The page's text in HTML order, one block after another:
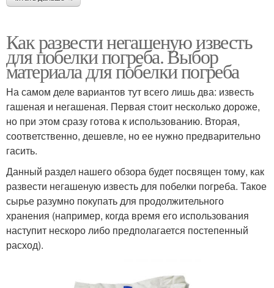
Как развести негашеную известь
для побелки погреба. Выбор
материала для побелки погреба
На самом деле вариантов тут всего лишь два: известь
гашеная и негашеная. Первая стоит несколько дороже,
но при этом сразу готова к использованию. Вторая,
соответственно, дешевле, но ее нужно предварительно
гасить.
Данный раздел нашего обзора будет посвящен тому, как
развести негашеную известь для побелки погреба. Такое
сырье разумно покупать для продолжительного
хранения (например, когда время его использования
наступит нескоро либо предполагается постепенный
расход).